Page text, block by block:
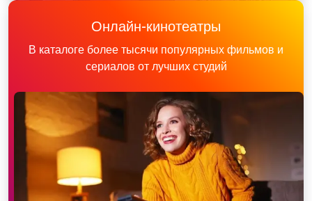
Онлайн-кинотеатры
В каталоге более тысячи популярных фильмов и
сериалов от лучших студий